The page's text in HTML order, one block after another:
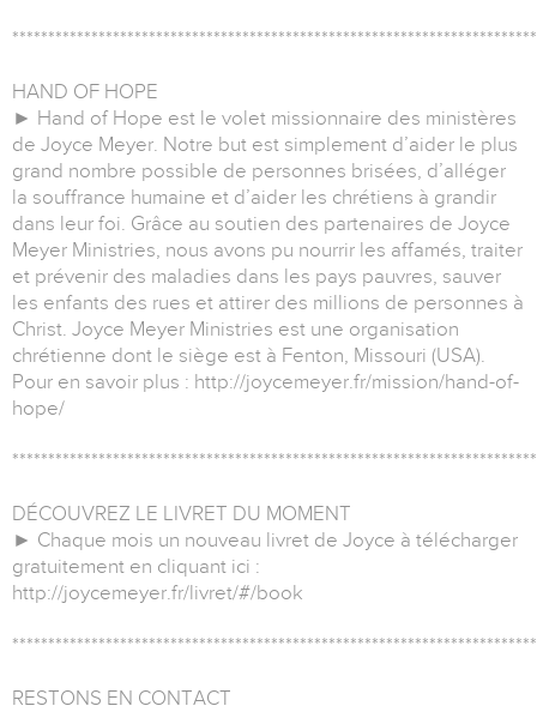
HAND OF HOPE
► Hand of Hope est le volet missionnaire des ministères
de Joyce Meyer. Notre but est simplement d’aider le plus
grand nombre possible de personnes brisées, d’alléger
la souffrance humaine et d’aider les chrétiens à grandir
dans leur foi. Grâce au soutien des partenaires de Joyce
Meyer Ministries, nous avons pu nourrir les affamés, traiter
et prévenir des maladies dans les pays pauvres, sauver
les enfants des rues et attirer des millions de personnes à
Christ. Joyce Meyer Ministries est une organisation
chrétienne dont le siège est à Fenton, Missouri (USA).
Pour en savoir plus : http://joycemeyer.fr/mission/hand-of-
hope/
DÉCOUVREZ LE LIVRET DU MOMENT
► Chaque mois un nouveau livret de Joyce à télécharger
gratuitement en cliquant ici :
http://joycemeyer.fr/livret/#/book
RESTONS EN CONTACT